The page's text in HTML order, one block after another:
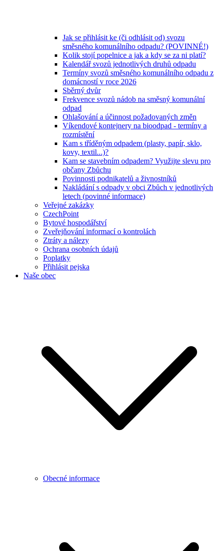
Jak se přihlásit ke (či odhlásit od) svozu
směsného komunálního odpadu? (POVINNÉ!)
Kolik stojí popelnice a jak a kdy se za ni platí?
Kalendář svozů jednotlivých druhů odpadu
Termíny svozů směsného komunálního odpadu z
domácností v roce 2026
Sběrný dvůr
Frekvence svozů nádob na směsný komunální
odpad
Ohlašování a účinnost požadovaných změn
Víkendové kontejnery na bioodpad - termíny a
rozmístění
Kam s tříděným odpadem (plasty, papír, sklo,
kovy, textil...)?
Kam se stavebním odpadem? Využijte slevu pro
občany Zbůchu
Povinnosti podnikatelů a živnostníků
Nakládání s odpady v obci Zbůch v jednotlivých
letech (povinné informace)
Veřejné zakázky
CzechPoint
Bytové hospodářství
Zveřejňování informací o kontrolách
Ztráty a nálezy
Ochrana osobních údajů
Poplatky
Přihlásit pejska
Naše obec
Obecné informace